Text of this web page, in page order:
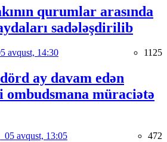
qurumlar arasında
sadələşdirilib
avqust, 14:30 1125
ay davam edən
müraciətə
05 avqust, 13:05 472